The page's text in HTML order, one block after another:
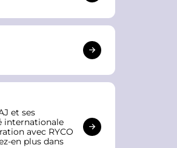
et ses
internationale
avec RYCO
en plus dans